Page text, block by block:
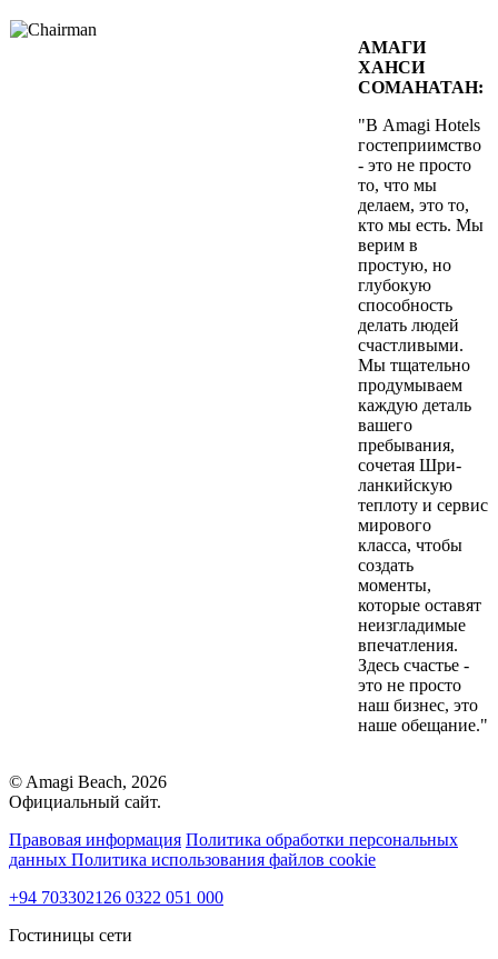
АМАГИ
ХАНСИ
СОМАНАТАН:
"В Amagi Hotels
гостеприимство
- это не просто
то, что мы
делаем, это то,
кто мы есть. Мы
верим в
простую, но
глубокую
способность
делать людей
счастливыми.
Мы тщательно
продумываем
каждую деталь
вашего
пребывания,
сочетая Шри-
ланкийскую
теплоту и сервис
мирового
класса, чтобы
создать
моменты,
которые оставят
неизгладимые
впечатления.
Здесь счастье -
это не просто
наш бизнес, это
наше обещание."
© Amagi Beach, 2026
Официальный сайт.
Правовая информация Политика обработки персональных
данных Политика использования файлов cookie
+94 703302126 0322 051 000
Гостиницы сети